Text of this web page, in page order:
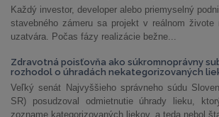
Každý investor, developer alebo priemyselný
stavebného zámeru sa projekt v reálnom živote
uzatvára. Počas fázy realizácie bežne...
Zdravotná poisťovňa ako súkromnoprávny
rozhodol o úhradách nekategorizovaných
Veľký senát Najvyššieho správneho súdu
SR) posudzoval odmietnutie úhrady lieku,
zozname kategorizovaných liekov, a teda nebol